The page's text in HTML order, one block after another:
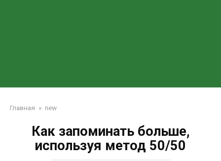
Главная » new
Как запоминать больше,
используя метод 50/50